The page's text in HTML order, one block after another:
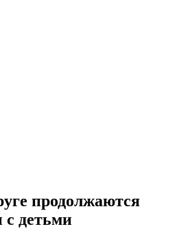
продолжаются
детьми